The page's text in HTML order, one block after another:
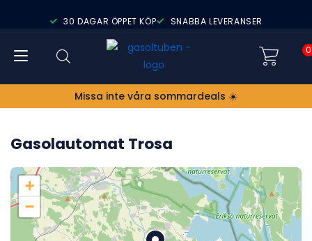
30 DAGAR ÖPPET KÖP SNABBA LEVERANSER
0
Missa inte våra sommardeals ☀️
Gasolautomat Trosa
+
−